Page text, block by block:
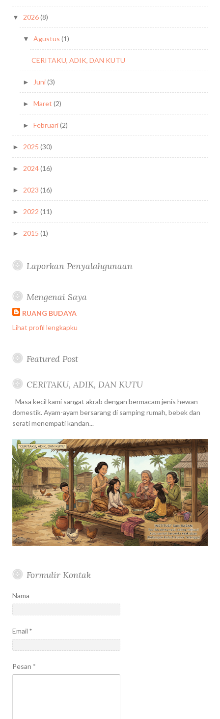
▼ 2026(8)
▼ Agustus (1)
CERITAKU, ADIK, DAN KUTU
► Juni(3)
► Maret (2)
► Februari(2)
► 2025 (30)
► 2024(16)
► 2023 (16)
► 2022 (11)
► 2015 (1)
Laporkan Penyalahgunaan
Mengenai Saya
RUANG BUDAYA
Lihat profil lengkapku
Featured Post
CERITAKU, ADIK, DAN KUTU
Masa kecil kami sangat akrab dengan bermacam jenis hewan
domestik. Ayam-ayam bersarang di samping rumah, bebek dan
serati menempati kandan...
Formulir Kontak
Nama
Email *
Pesan *